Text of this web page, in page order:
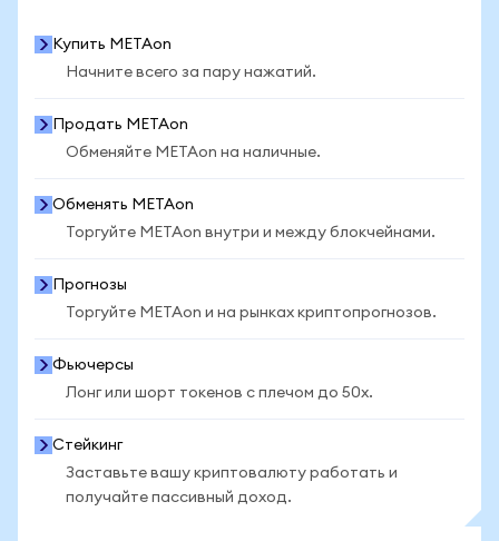
Купить METAon
Начните всего за пару нажатий.
Продать METAon
Обменяйте METAon на наличные.
Обменять METAon
Торгуйте METAon внутри и между блокчейнами.
Прогнозы
Торгуйте METAon и на рынках криптопрогнозов.
Фьючерсы
Лонг или шорт токенов с плечом до 50x.
Стейкинг
Заставьте вашу криптовалюту работать и
получайте пассивный доход.